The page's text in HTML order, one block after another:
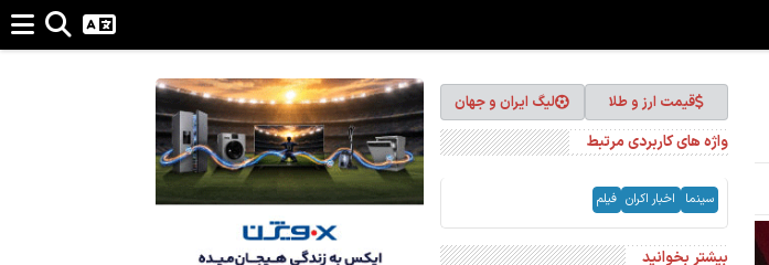
قیمت ارز و طلا لیگ ایران و جهان
واژه های کاربردی مرتبط
سینما اخبار اکران فیلم
بیشتر بخوانید